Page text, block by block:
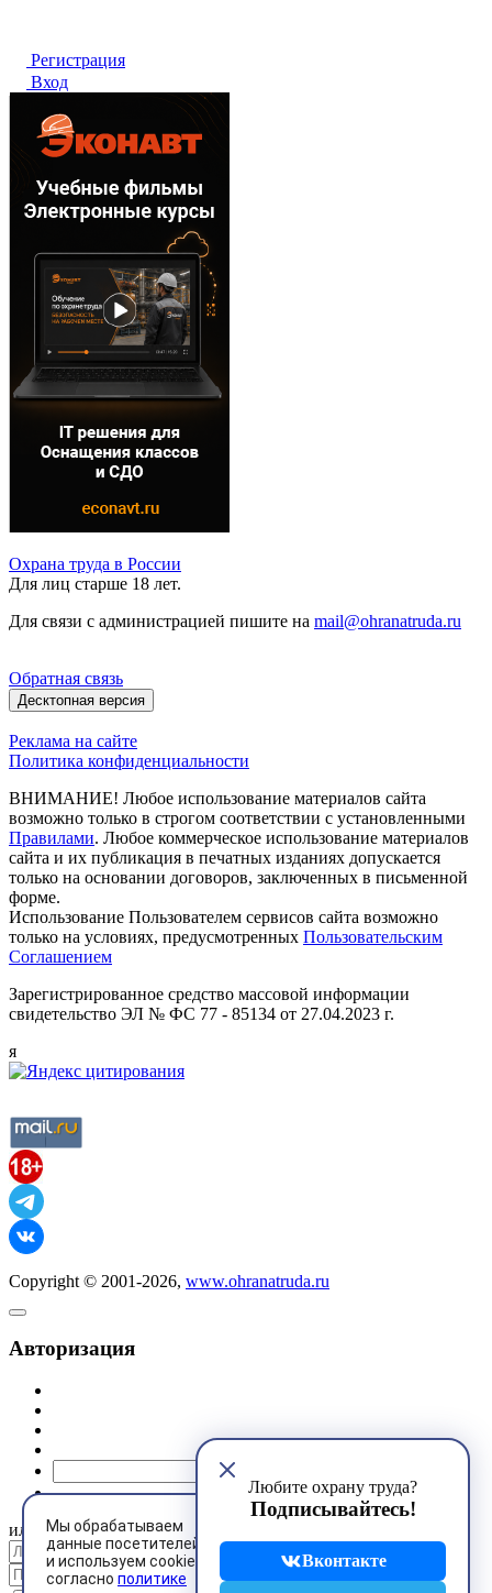
Регистрация
Вход
Мы обрабатываем
данные посетителей
и используем cookies
согласно политике
Любите охрану труда?
Подписывайтесь!
Вконтакте
Охрана труда в России
Для лиц старше 18 лет.
Для связи с администрацией пишите на mail@ohranatruda.ru
Обратная связь
Десктопная версия
Реклама на сайте
Политика конфиденциальности
ВНИМАНИЕ! Любое использование материалов сайта
возможно только в строгом соответствии с установленными
Правилами. Любое коммерческое использование материалов
сайта и их публикация в печатных изданиях допускается
только на основании договоров, заключенных в письменной
форме.
Использование Пользователем сервисов сайта возможно
только на условиях, предусмотренных Пользовательским
Соглашением
Зарегистрированное средство массовой информации
свидетельство ЭЛ № ФС 77 - 85134 от 27.04.2023 г.
я
Copyright © 2001-2026, www.ohranatruda.ru
Авторизация
или